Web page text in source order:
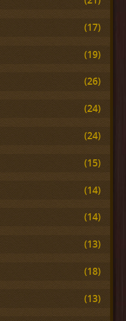
(17)
(19)
(26)
(24)
(24)
(15)
(14)
(14)
(13)
(18)
(13)